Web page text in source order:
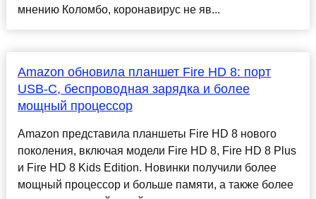
мнению Коломбо, коронавирус не яв...
Amazon обновила планшет Fire HD 8: порт
USB-C, беспроводная зарядка и более
мощный процессор
Amazon представила планшеты Fire HD 8 нового
поколения, включая модели Fire HD 8, Fire HD 8 Plus
и Fire HD 8 Kids Edition. Новинки получили более
мощный процессор и больше памяти, а также более